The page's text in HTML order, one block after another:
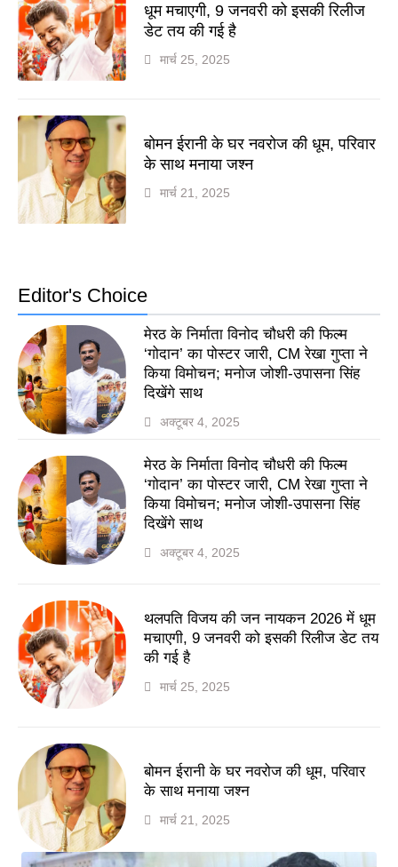
धूम मचाएगी, 9 जनवरी को इसकी रिलीज
डेट तय की गई है
मार्च 25, 2025
बोमन ईरानी के घर नवरोज की धूम, परिवार
के साथ मनाया जश्न
मार्च 21, 2025
Editor's Choice
मेरठ के निर्माता विनोद चौधरी की फिल्म
‘गोदान’ का पोस्टर जारी, CM रेखा गुप्ता ने
किया विमोचन; मनोज जोशी-उपासना सिंह
दिखेंगे साथ
अक्टूबर 4, 2025
मेरठ के निर्माता विनोद चौधरी की फिल्म
‘गोदान’ का पोस्टर जारी, CM रेखा गुप्ता ने
किया विमोचन; मनोज जोशी-उपासना सिंह
दिखेंगे साथ
अक्टूबर 4, 2025
थलपति विजय की जन नायकन 2026 में धूम
मचाएगी, 9 जनवरी को इसकी रिलीज डेट तय
की गई है
मार्च 25, 2025
बोमन ईरानी के घर नवरोज की धूम, परिवार
के साथ मनाया जश्न
मार्च 21, 2025